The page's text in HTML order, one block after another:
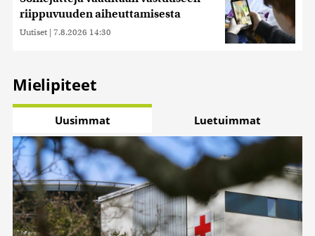
riippuvuuden aiheuttamisesta
Uutiset | 7.8.2026 14:30
Mielipiteet
Uusimmat Luetuimmat